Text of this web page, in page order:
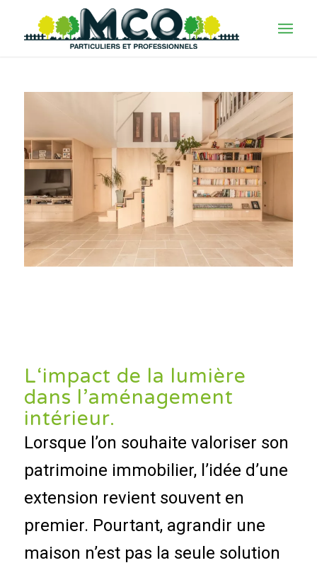
L‘impact de la lumière
dans l’aménagement
intérieur.
Lorsque l’on souhaite valoriser son
patrimoine immobilier, l’idée d’une
extension revient souvent en
premier. Pourtant, agrandir une
maison n’est pas la seule solution